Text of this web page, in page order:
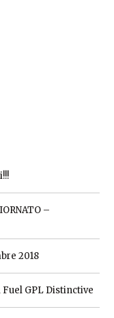
–
2018
GPL Distinctive